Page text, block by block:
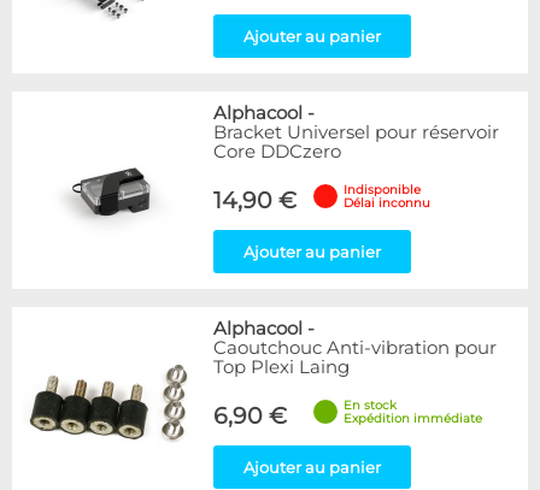
Ajouter au panier
Alphacool -
Bracket Universel pour réservoir
Core DDCzero
14,90 €
Indisponible
Délai inconnu
Ajouter au panier
Alphacool -
Caoutchouc Anti-vibration pour
Top Plexi Laing
6,90 €
En stock
Expédition immédiate
Ajouter au panier